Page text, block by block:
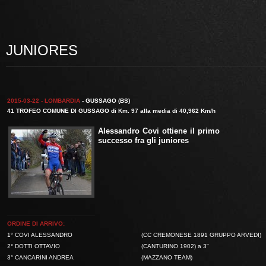
JUNIORES
2015-03-22 - LOMBARDIA - GUSSAGO (BS)
41 TROFEO COMUNE DI GUSSAGO di Km. 97 alla media di 40,962 Km/h
Alessandro Covi ottiene il primo
successo fra gli juniores
ORDINE DI ARRIVO:
1° COVI ALESSANDRO
(CC CREMONESE 1891 GRUPPO ARVEDI)
2° DOTTI OTTAVIO
(CANTURINO 1902) a 3"
3° CANCARINI ANDREA
(MAZZANO TEAM)